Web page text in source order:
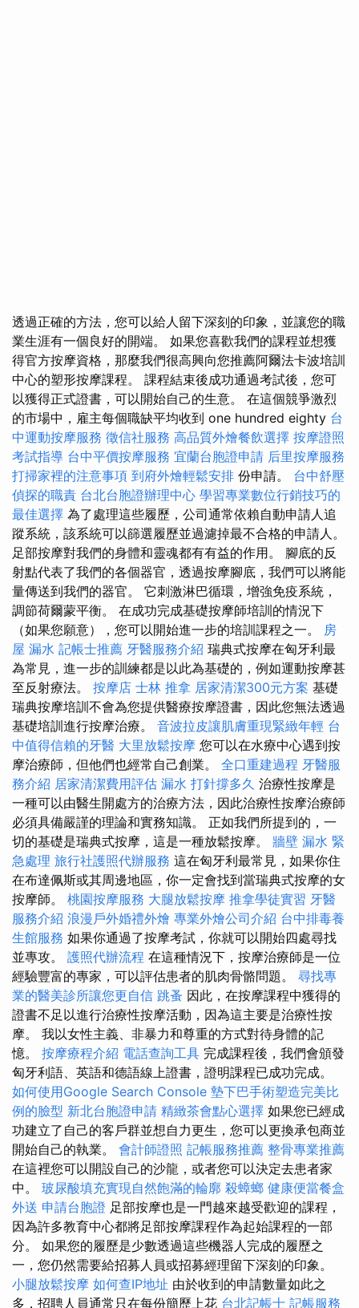
透過正確的方法，您可以給人留下深刻的印象，並讓您的職
業生涯有一個良好的開端。 如果您喜歡我們的課程並想獲
得官方按摩資格，那麼我們很高興向您推薦阿爾法卡波培訓
中心的塑形按摩課程。 課程結束後成功通過考試後，您可
以獲得正式證書，可以開始自己的生意。 在這個競爭激烈
的市場中，雇主每個職缺平均收到 one hundred eighty 台
中運動按摩服務 徵信社服務 高品質外燴餐飲選擇 按摩證照
考試指導 台中平價按摩服務 宜蘭台胞證申請 后里按摩服務
打掃家裡的注意事項 到府外燴輕鬆安排 份申請。 台中舒壓
偵探的職責 台北台胞證辦理中心 學習專業數位行銷技巧的
最佳選擇 為了處理這些履歷，公司通常依賴自動申請人追
蹤系統，該系統可以篩選履歷並過濾掉最不合格的申請人。
足部按摩對我們的身體和靈魂都有有益的作用。 腳底的反
射點代表了我們的各個器官，透過按摩腳底，我們可以將能
量傳送到我們的器官。 它刺激淋巴循環，增強免疫系統，
調節荷爾蒙平衡。 在成功完成基礎按摩師培訓的情況下
（如果您願意），您可以開始進一步的培訓課程之一。 房
屋 漏水 記帳士推薦 牙醫服務介紹 瑞典式按摩在匈牙利最
為常見，進一步的訓練都是以此為基礎的，例如運動按摩甚
至反射療法。 按摩店 士林 推拿 居家清潔300元方案 基礎
瑞典按摩培訓不會為您提供醫療按摩證書，因此您無法透過
基礎培訓進行按摩治療。 音波拉皮讓肌膚重現緊緻年輕 台
中值得信賴的牙醫 大里放鬆按摩 您可以在水療中心遇到按
摩治療師，但他們也經常自己創業。 全口重建過程 牙醫服
務介紹 居家清潔費用評估 漏水 打針撐多久 治療性按摩是
一種可以由醫生開處方的治療方法，因此治療性按摩治療師
必須具備嚴謹的理論和實務知識。 正如我們所提到的，一
切的基礎是瑞典式按摩，這是一種放鬆按摩。 牆壁 漏水 緊
急處理 旅行社護照代辦服務 這在匈牙利最常見，如果你住
在布達佩斯或其周邊地區，你一定會找到當瑞典式按摩的女
按摩師。 桃園按摩服務 大腿放鬆按摩 推拿學徒實習 牙醫
服務介紹 浪漫戶外婚禮外燴 專業外燴公司介紹 台中排毒養
生館服務 如果你通過了按摩考試，你就可以開始四處尋找
並專攻。 護照代辦流程 在這種情況下，按摩治療師是一位
經驗豐富的專家，可以評估患者的肌肉骨骼問題。 尋找專
業的醫美診所讓您更自信 跳蚤 因此，在按摩課程中獲得的
證書不足以進行治療性按摩活動，因為這主要是治療性按
摩。 我以女性主義、非暴力和尊重的方式對待身體的記
憶。 按摩療程介紹 電話查詢工具 完成課程後，我們會頒發
匈牙利語、英語和德語線上證書，證明課程已成功完成。
如何使用Google Search Console 墊下巴手術塑造完美比
例的臉型 新北台胞證申請 精緻茶會點心選擇 如果您已經成
功建立了自己的客戶群並想自力更生，您可以更換承包商並
開始自己的執業。 會計師證照 記帳服務推薦 整骨專業推薦
在這裡您可以開設自己的沙龍，或者您可以決定去患者家
中。 玻尿酸填充實現自然飽滿的輪廓 殺蟑螂 健康便當餐盒
外送 申請台胞證 足部按摩也是一門越來越受歡迎的課程，
因為許多教育中心都將足部按摩課程作為起始課程的一部
分。 如果您的履歷是少數透過這些機器人完成的履歷之
一，您仍然需要給招募人員或招募經理留下深刻的印象。
小腿放鬆按摩 如何查IP地址 由於收到的申請數量如此之
多，招聘人員通常只在每份簡歷上花 台北記帳士 記帳服務